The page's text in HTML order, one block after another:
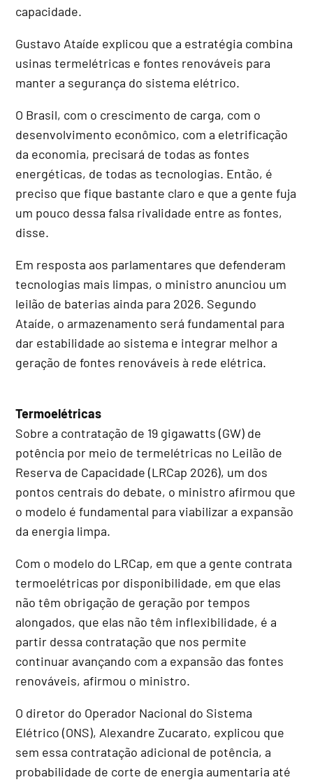
capacidade.
Gustavo Ataíde explicou que a estratégia combina
usinas termelétricas e fontes renováveis para
manter a segurança do sistema elétrico.
O Brasil, com o crescimento de carga, com o
desenvolvimento econômico, com a eletrificação
da economia, precisará de todas as fontes
energéticas, de todas as tecnologias. Então, é
preciso que fique bastante claro e que a gente fuja
um pouco dessa falsa rivalidade entre as fontes,
disse.
Em resposta aos parlamentares que defenderam
tecnologias mais limpas, o ministro anunciou um
leilão de baterias ainda para 2026. Segundo
Ataíde, o armazenamento será fundamental para
dar estabilidade ao sistema e integrar melhor a
geração de fontes renováveis à rede elétrica.
Termoelétricas
Sobre a contratação de 19 gigawatts (GW) de
potência por meio de termelétricas no Leilão de
Reserva de Capacidade (LRCap 2026), um dos
pontos centrais do debate, o ministro afirmou que
o modelo é fundamental para viabilizar a expansão
da energia limpa.
Com o modelo do LRCap, em que a gente contrata
termoelétricas por disponibilidade, em que elas
não têm obrigação de geração por tempos
alongados, que elas não têm inflexibilidade, é a
partir dessa contratação que nos permite
continuar avançando com a expansão das fontes
renováveis, afirmou o ministro.
O diretor do Operador Nacional do Sistema
Elétrico (ONS), Alexandre Zucarato, explicou que
sem essa contratação adicional de potência, a
probabilidade de corte de energia aumentaria até